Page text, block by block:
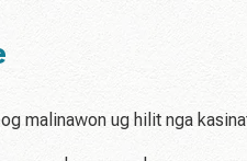
malinawon ug hilit nga